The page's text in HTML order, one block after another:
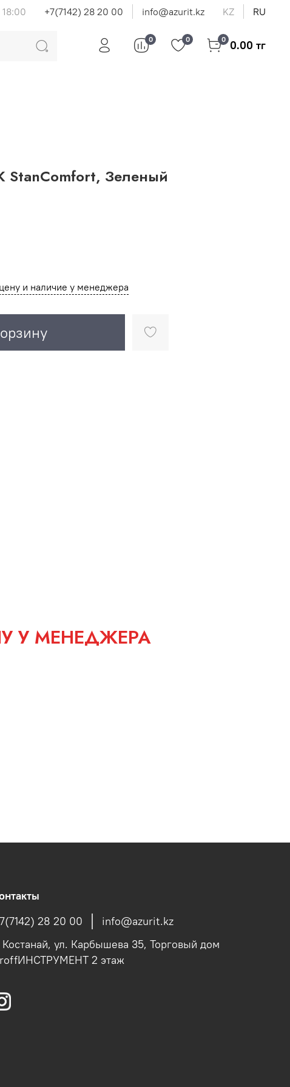
+7(7142) 28 20 00 info@azurit.kz KZ RU
0 0 0 0.00 тг
StanComfort, Зеленый
и наличие у менеджера
У МЕНЕДЖЕРА
28 20 00
info@azurit.kz
Костанай, ул. Карбышева 35, Торговый дом
2 этаж